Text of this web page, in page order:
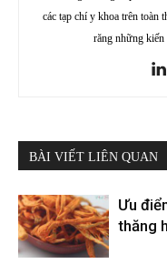
các tạp chí y khoa trên
răng những kiến
BÀI VIẾT LIÊN QUAN
Ưu
thăng